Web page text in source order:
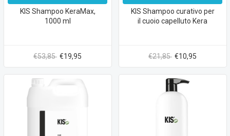
KIS Shampoo KeraMax,
1000 ml
€53,85 €19,95
KIS Shampoo curativo per
il cuoio capelluto Kera
€21,85 €10,95